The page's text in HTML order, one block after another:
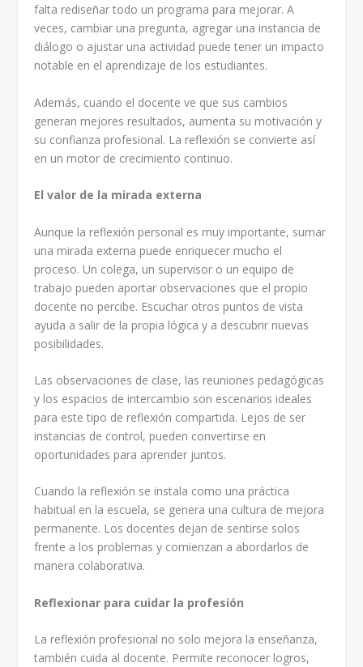
falta rediseñar todo un programa para mejorar. A
veces, cambiar una pregunta, agregar una instancia de
diálogo o ajustar una actividad puede tener un impacto
notable en el aprendizaje de los estudiantes.
Además, cuando el docente ve que sus cambios
generan mejores resultados, aumenta su motivación y
su confianza profesional. La reflexión se convierte así
en un motor de crecimiento continuo.
El valor de la mirada externa
Aunque la reflexión personal es muy importante, sumar
una mirada externa puede enriquecer mucho el
proceso. Un colega, un supervisor o un equipo de
trabajo pueden aportar observaciones que el propio
docente no percibe. Escuchar otros puntos de vista
ayuda a salir de la propia lógica y a descubrir nuevas
posibilidades.
Las observaciones de clase, las reuniones pedagógicas
y los espacios de intercambio son escenarios ideales
para este tipo de reflexión compartida. Lejos de ser
instancias de control, pueden convertirse en
oportunidades para aprender juntos.
Cuando la reflexión se instala como una práctica
habitual en la escuela, se genera una cultura de mejora
permanente. Los docentes dejan de sentirse solos
frente a los problemas y comienzan a abordarlos de
manera colaborativa.
Reflexionar para cuidar la profesión
La reflexión profesional no solo mejora la enseñanza,
también cuida al docente. Permite reconocer logros,